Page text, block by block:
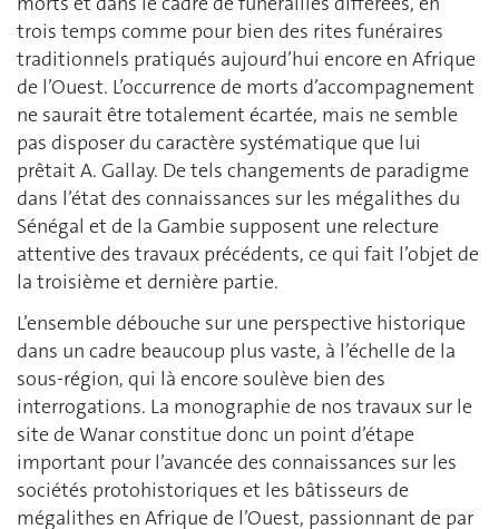
trois temps comme pour bien des rites funéraires
traditionnels pratiqués aujourd’hui encore en Afrique
de l’Ouest. L’occurrence de morts d’accompagnement
ne saurait être totalement écartée, mais ne semble
pas disposer du caractère systématique que lui
prêtait A. Gallay. De tels changements de paradigme
dans l’état des connaissances sur les mégalithes du
Sénégal et de la Gambie supposent une relecture
attentive des travaux précédents, ce qui fait l’objet de
la troisième et dernière partie.
L’ensemble débouche sur une perspective historique
dans un cadre beaucoup plus vaste, à l’échelle de la
sous-région, qui là encore soulève bien des
interrogations. La monographie de nos travaux sur le
site de Wanar constitue donc un point d’étape
important pour l’avancée des connaissances sur les
sociétés protohistoriques et les bâtisseurs de
mégalithes en Afrique de l’Ouest, passionnant de par